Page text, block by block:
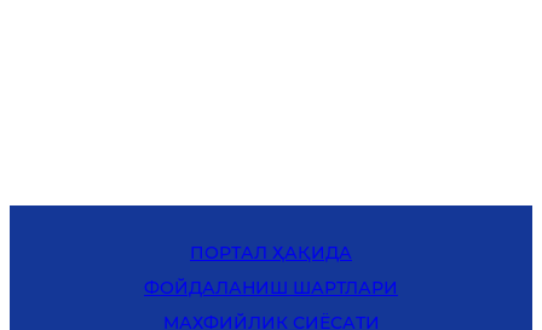
ПОРТАЛ ҲАҚИДА
ФОЙДАЛАНИШ ШАРТЛАРИ
MАХФИЙЛИК СИЁСАТИ